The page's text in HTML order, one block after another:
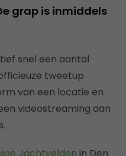
grap is inmiddels
snel een aantal
tweetup
van een locatie en
videostreaming aan
Jachtvelden in Den